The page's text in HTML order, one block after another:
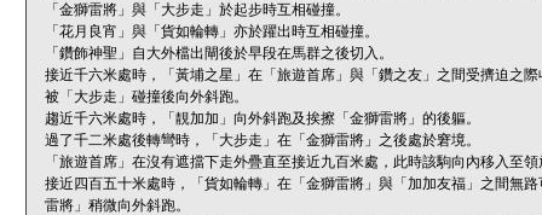
「金獅雷將」與「大步走」於起步時互相碰撞。
「花月良宵」與「貨如輪轉」亦於躍出時互相碰撞。
「鑽飾神聖」自大外檔出閘後於早段在馬群之後切入。
接近千六米處時，「黃埔之星」在「旅遊首席」與「鑽之友」之間受擠迫之
被「大步走」碰撞後向外斜跑。
趨近千六米處時，「靚加加」向外斜跑及挨擦「金獅雷將」的後軀。
過了千二米處後轉彎時，「大步走」在「金獅雷將」之後處於窘境。
「旅遊首席」在沒有遮擋下走外疊直至接近九百米處，此時該駒向內移入至
接近四百五十米處時，「貨如輪轉」在「金獅雷將」與「加加友福」之間無
雷將」稍微向外斜跑。